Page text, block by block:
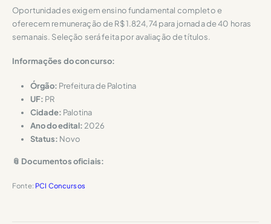
Oportunidades exigem ensino fundamental completo e
oferecem remuneração de R$ 1.824,74 para jornada de 40 horas
semanais. Seleção será feita por avaliação de títulos.
Informações do concurso:
Órgão: Prefeitura de Palotina
UF: PR
Cidade: Palotina
Ano do edital: 2026
Status: Novo
📎 Documentos oficiais:
Fonte: PCI Concursos